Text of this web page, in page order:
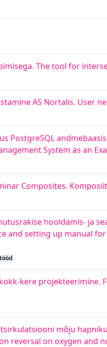
The tool for
AS Nortalis. User
PostgreSQL
System as an
Composites.
hooldamis- ja
and setting up manual
kere projekteerimine.
mõju
reversal on oxygen and